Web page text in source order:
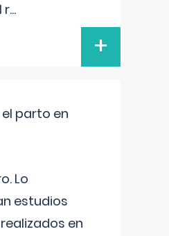
r...
+
el parto en
Lo
estudios
en